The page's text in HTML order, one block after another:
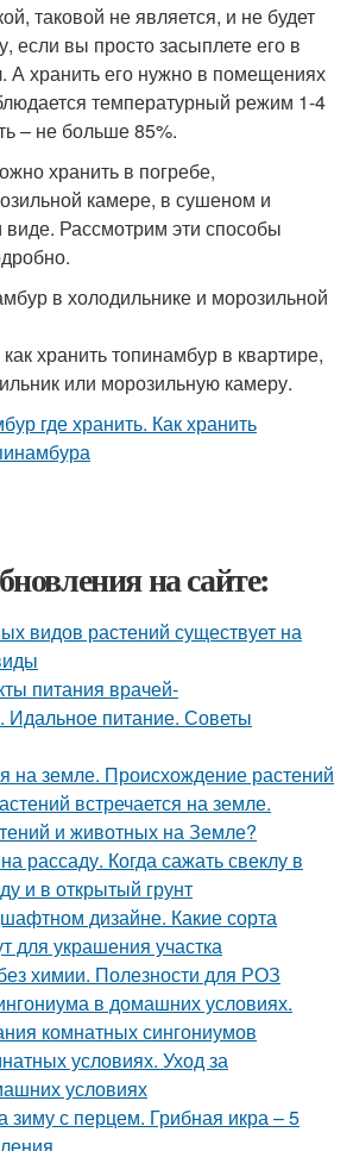
таковой не является, и не будет
если вы просто засыплете его в
А хранить его нужно в помещениях
температурный режим 1-4
– не больше 85%.
хранить в погребе,
камере, в сушеном и
Рассмотрим эти способы
в холодильнике и морозильной
хранить топинамбур в квартире,
или морозильную камеру.
на сайте:
видов растений существует на
питания врачей-
Идальное питание. Советы
на земле. Происхождение растений
встречается на земле.
и животных на Земле?
рассаду. Когда сажать свеклу в
и в открытый грунт
дизайне. Какие сорта
для украшения участка
химии. Полезности для РОЗ
в домашних условиях.
комнатных сингониумов
условиях. Уход за
условиях
зиму с перцем. Грибная икра – 5